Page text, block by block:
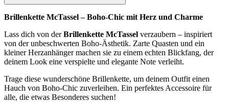
Brillenkette McTassel – Boho-Chic mit Herz und Charme
Lass dich von derBrillenkette McTassel verzaubern – inspiriert
von der unbeschwerten Boho-Ästhetik. Zarte Quasten und ein
kleiner Herzanhänger machen sie zu einem echten Blickfang, der
deinem Look eine verspielte und elegante Note verleiht.
Trage diese wunderschöne Brillenkette, um deinem Outfit einen
Hauch von Boho-Chic zuverleihen. Ein perfektes Accessoire für
alle, die etwas Besonderes suchen!